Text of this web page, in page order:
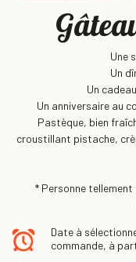
Une
Un
Un
Un anniversaire au
Pastèque, bien
croustillant pistache,
* Personne tellement
Date à
commande, à